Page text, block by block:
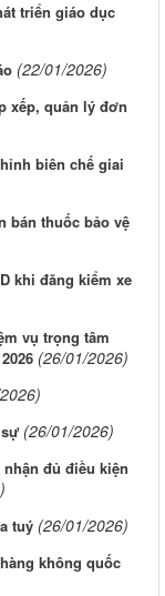
triển giáo dục
(22/01/2026)
xếp, quản lý đơn
biên chế giai
bán thuốc bảo vệ
khi đăng kiểm xe
vụ trọng tâm
(26/01/2026)
(26/01/2026)
đủ điều kiện
tuý (26/01/2026)
không quốc